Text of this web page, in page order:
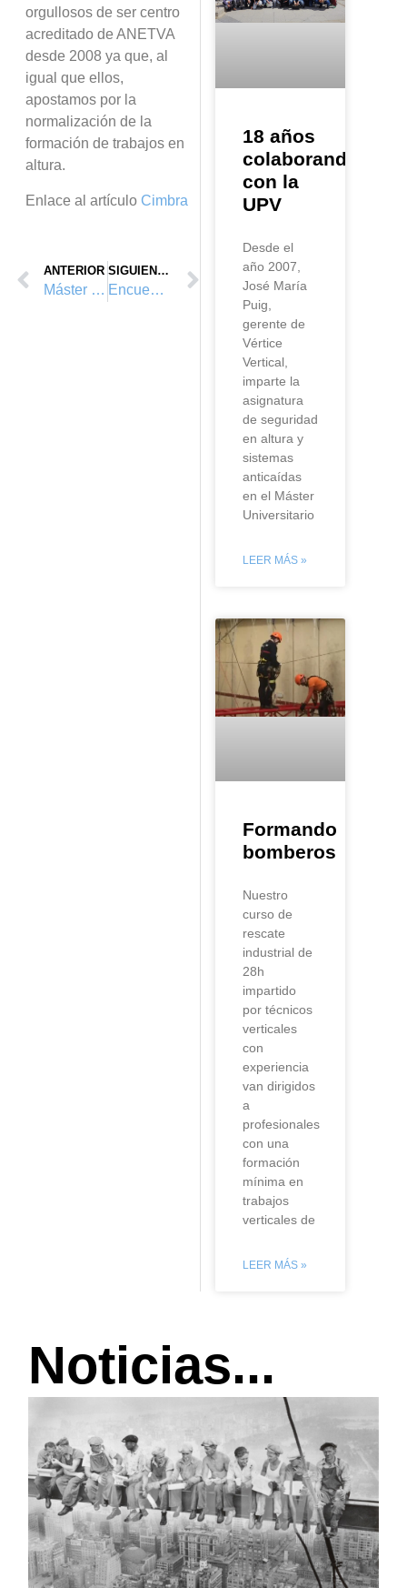
orgullosos de ser centro
acreditado de ANETVA
desde 2008 ya que, al
igual que ellos,
apostamos por la
normalización de la
formación de trabajos en
altura.
Enlace al artículo Cimbra
ANTERIOR
Máster Universitario de P.R.L. del Politécnico de Valencia 2014
SIGUIENTE
Encuentro entre ANETVA y ANEAC
18 años
colaborando
con la
UPV
Desde el
año 2007,
José María
Puig,
gerente de
Vértice
Vertical,
imparte la
asignatura
de seguridad
en altura y
sistemas
anticaídas
en el Máster
Universitario
LEER MÁS »
Formando
bomberos
Nuestro
curso de
rescate
industrial de
28h
impartido
por técnicos
verticales
con
experiencia
van dirigidos
a
profesionales
con una
formación
mínima en
trabajos
verticales de
LEER MÁS »
Noticias...